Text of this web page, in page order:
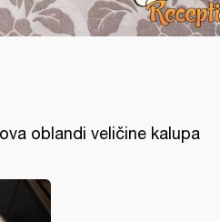
oblandi veličine kalupa